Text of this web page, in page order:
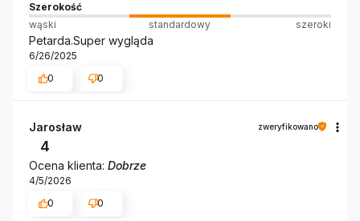
Szerokość
wąski
standardowy szeroki
Petarda.Super wygląda
6/26/2025
0
0
Jarosław zweryfikowano
4
Ocena klienta: Dobrze
4/5/2026
0
0